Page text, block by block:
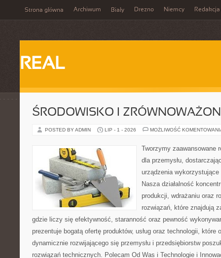
Strona główna Archiwum Biały Drezno Niemcy Redakcja
REAL
ŚRODOWISKO I
POSTED BY ADMIN LIP - 1 - 2026 MOŻLIWOŚĆ
Tworzymy zaawansowane
dla przemysłu,
urządzenia
Nasza działalność
produkcji, wdrażaniu oraz
rozwiązań, które znajdują
gdzie liczy się efektywność, staranność oraz pewność
prezentuje bogatą ofertę produktów, usług oraz technologii, które
dynamicznie rozwijającego się przemysłu i przedsiębiorstw
rozwiązań technicznych. Polecam Od Was i Technologie i